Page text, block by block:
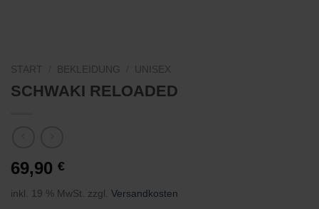
START BEKLEIDUNG UNISEX
SCHWAKI RELOADED
69,90 €
inkl. 19 % MwSt. zzgl. Versandkosten